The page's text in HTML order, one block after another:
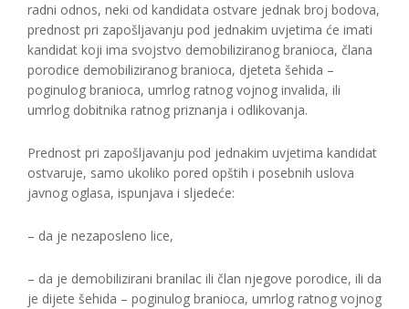
radni odnos, neki od kandidata ostvare jednak broj bodova,
prednost pri zapošljavanju pod jednakim uvjetima će imati
kandidat koji ima svojstvo demobiliziranog branioca, člana
porodice demobiliziranog branioca, djeteta šehida –
poginulog branioca, umrlog ratnog vojnog invalida, ili
umrlog dobitnika ratnog priznanja i odlikovanja.
Prednost pri zapošljavanju pod jednakim uvjetima kandidat
ostvaruje, samo ukoliko pored opštih i posebnih uslova
javnog oglasa, ispunjava i sljedeće:
– da je nezaposleno lice,
– da je demobilizirani branilac ili član njegove porodice, ili da
je dijete šehida – poginulog branioca, umrlog ratnog vojnog